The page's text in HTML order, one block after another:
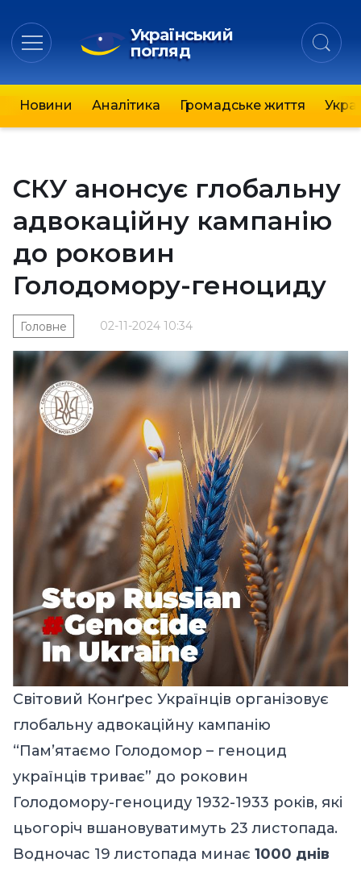
Український
погляд
Новини Аналітика Громадське життя
СКУ анонсує глобальну
адвокаційну кампанію
до роковин
Голодомору-геноциду
02-11-2024 10:34
Головне
Світовий Конґрес Українців організовує
глобальну адвокаційну кампанію
“Пам’ятаємо Голодомор – геноцид
українців триває” до роковин
Голодомору-геноциду 1932-1933 років, які
цьогоріч вшановуватимуть 23 листопада.
Водночас 19 листопада минає 1000 днів